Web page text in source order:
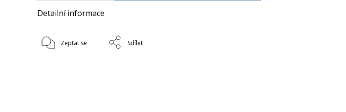
Detailní informace
Zeptat se Sdílet